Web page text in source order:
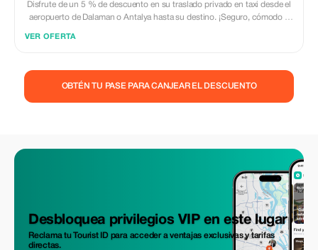
Disfrute de un 5 % de descuento en su traslado privado en taxi desde el
aeropuerto de Dalaman o Antalya hasta su destino. ¡Seguro, cómodo y
VER OFERTA
OBTÉN TU PASE PARA CANJEAR EL DESCUENTO
Desbloquea privilegios VIP en este lugar
Reclama tu Tourist ID para acceder a ventajas exclusivas y tarifas
directas.